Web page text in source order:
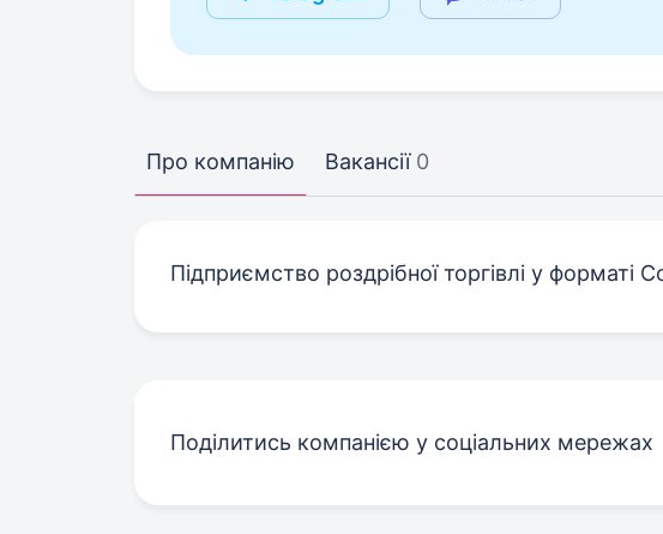
Про компанію Вакансії 0
Підприємство роздрібної торгівлі у форматі
Поділитись компанією у соціальних мережах